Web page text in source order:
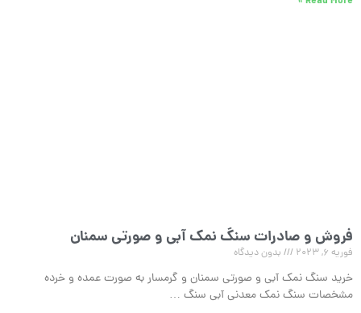
فروش و صادرات سنگ نمک آبی و صورتی سمنان
فوریه 6, 2023 بدون دیدگاه
خرید سنگ نمک آبی و صورتی سمنان و گرمسار به صورت عمده و خرده
مشخصات سنگ نمک معدنی آبی سنگ …